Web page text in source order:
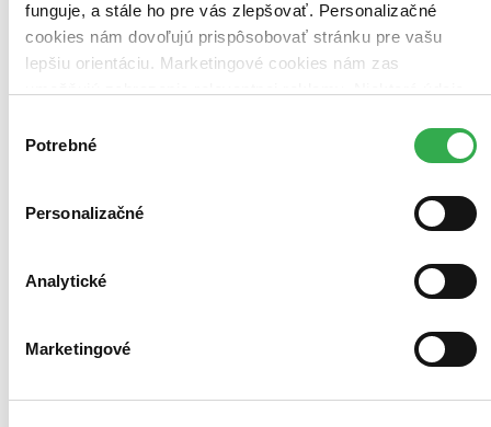
funguje, a stále ho pre vás zlepšovať. Personalizačné
cookies nám dovoľujú prispôsobovať stránku pre vašu
lepšiu orientáciu. Marketingové cookies nám zas
keby sme mohli používať všetky tieto cookies. Ďakujeme!
súhlasu
Potrebné
Personalizačné
Analytické
Marketingové
Bestsellery
Novinky
Najdrahšie
139 produktov
Zrušiť filtre
Autor Dale Carnegie